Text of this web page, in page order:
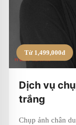
Từ 1,499,000đ
Dịch vụ
trắng
Chụp ảnh chân